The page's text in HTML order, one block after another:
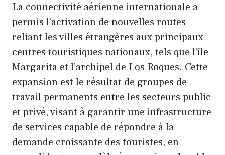
La connectivité aérienne internationale a
permis l’activation de nouvelles routes
reliant les villes étrangères aux principaux
centres touristiques nationaux, tels que l’île
Margarita et l’archipel de Los Roques. Cette
expansion est le résultat de groupes de
travail permanents entre les secteurs public
et privé, visant à garantir une infrastructure
de services capable de répondre à la
demande croissante des touristes, en